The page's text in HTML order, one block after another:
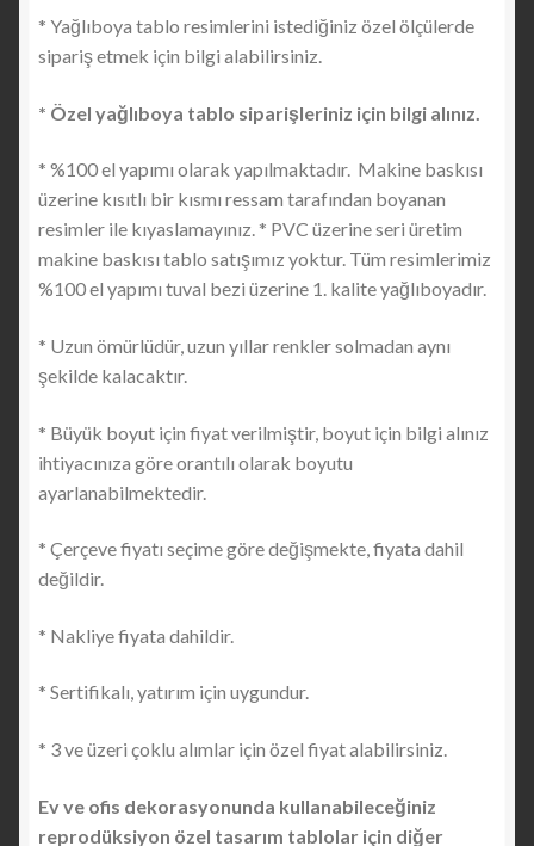
* Yağlıboya tablo resimlerini istediğiniz özel ölçülerde
sipariş etmek için bilgi alabilirsiniz.
* Özel yağlıboya tablo siparişleriniz için bilgi alınız.
* %100 el yapımı olarak yapılmaktadır. Makine baskısı
üzerine kısıtlı bir kısmı ressam tarafından boyanan
resimler ile kıyaslamayınız. * PVC üzerine seri üretim
makine baskısı tablo satışımız yoktur. Tüm resimlerimiz
%100 el yapımı tuval bezi üzerine 1. kalite yağlıboyadır.
* Uzun ömürlüdür, uzun yıllar renkler solmadan aynı
şekilde kalacaktır.
* Büyük boyut için fiyat verilmiştir, boyut için bilgi alınız
ihtiyacınıza göre orantılı olarak boyutu
ayarlanabilmektedir.
* Çerçeve fiyatı seçime göre değişmekte, fiyata dahil
değildir.
* Nakliye fiyata dahildir.
* Sertifikalı, yatırım için uygundur.
* 3 ve üzeri çoklu alımlar için özel fiyat alabilirsiniz.
Ev ve ofis dekorasyonunda kullanabileceğiniz
reprodüksiyon özel tasarım tablolar için diğer